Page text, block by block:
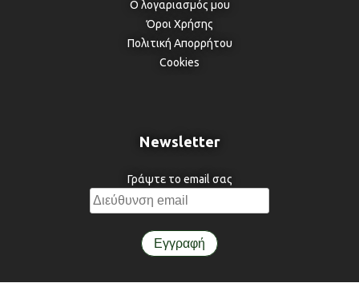
Ο λογαριασμός μου
Όροι Χρήσης
Πολιτική Απορρήτου
Cookies
Newsletter
Γράψτε το email σας